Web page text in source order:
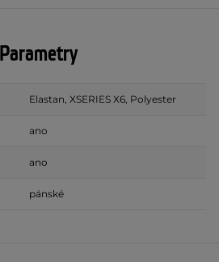
Parametry
Elastan, XSERIES X6, Polyester
ano
ano
pánské